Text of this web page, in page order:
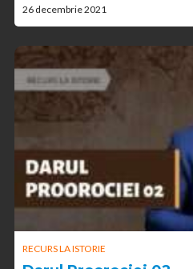
26 decembrie 2021
RECURS LA ISTORIE